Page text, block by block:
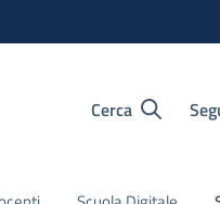
Cerca